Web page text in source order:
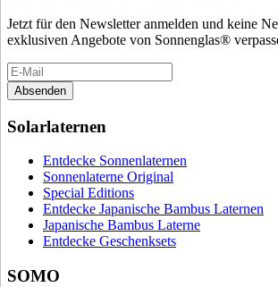
Jetzt für den Newsletter anmelden und keine
exklusiven Angebote von Sonnenglas®
Absenden
Solarlaternen
Entdecke Sonnenlaternen
Sonnenlaterne Original
Special Editions
Entdecke Japanische Bambus Laternen
Japanische Bambus Laterne
Entdecke Geschenksets
SOMO